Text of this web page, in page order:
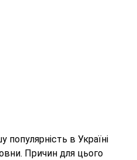
популярність в Україні
Причин для цього